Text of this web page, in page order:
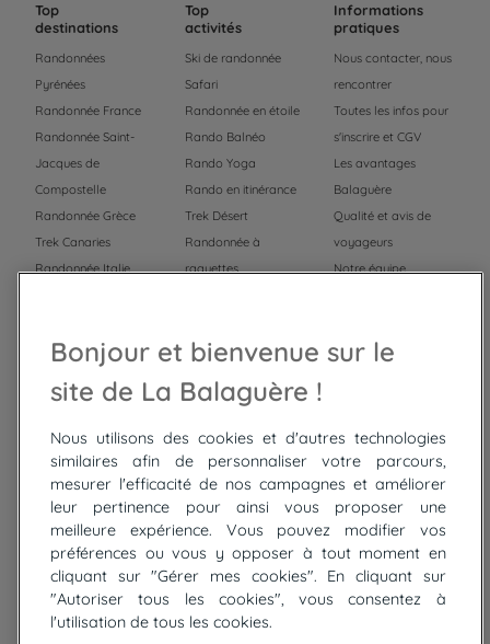
Top
destinations
Randonnées
Pyrénées
Randonnée France
Randonnée Saint-
Jacques de
Compostelle
Randonnée Grèce
Trek Canaries
Randonnée Italie
Trek Mauritanie
Top
activités
Ski de randonnée
Safari
Randonnée en étoile
Rando Balnéo
Rando Yoga
Rando en itinérance
Trek Désert
Randonnée à
raquettes
Trek
Informations
pratiques
Nous contacter, nous
rencontrer
Toutes les infos pour
s'inscrire et CGV
Les avantages
Balaguère
Qualité et avis de
voyageurs
Notre équipe
Top
circuits
Tour du lac de Constance à vélo
Cyclades : Amorgos et Naxos
Randonnée aux Bardenas Reales
De Collioure à Cadaquès à pied
Découverte des trésors de Madère
Rando Réunion en douceur
Bonjour et bienvenue sur le
site de La Balaguère !
Nous utilisons des cookies et d'autres technologies
similaires afin de personnaliser votre parcours,
mesurer l'efficacité de nos campagnes et améliorer
leur pertinence pour ainsi vous proposer une
meilleure expérience. Vous pouvez modifier vos
préférences ou vous y opposer à tout moment en
cliquant sur "Gérer mes cookies". En cliquant sur
"Autoriser tous les cookies", vous consentez à
l'utilisation de tous les cookies.